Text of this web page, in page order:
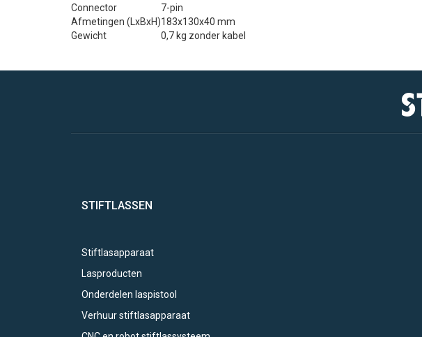
Connector
7-pin
Afmetingen (LxBxH)183x130x40 mm
Gewicht
0,7 kg zonder kabel
STIFTLASSEN
Stiftlasapparaat
Lasproducten
Onderdelen laspistool
Verhuur stiftlasapparaat